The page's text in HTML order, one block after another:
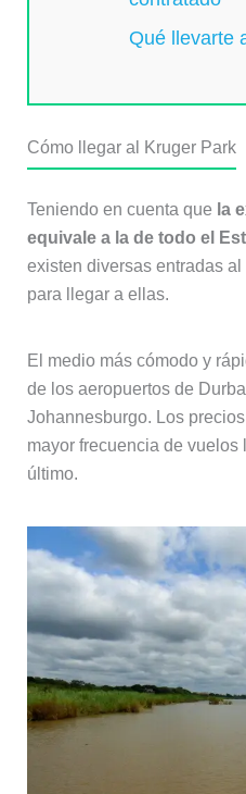
Qué llevarte
Cómo llegar al Kruger Park
Teniendo en cuenta que la
equivale a la de todo el
existen diversas entradas
para llegar a ellas.
El medio más cómodo y
de los aeropuertos de
Johannesburgo. Los
mayor frecuencia de
último.